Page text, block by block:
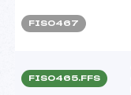
FIS0467
FIS0465.FFS